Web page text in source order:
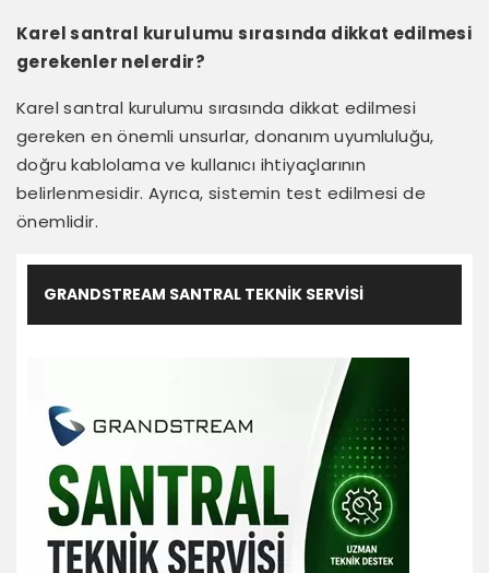
Karel santral kurulumu sırasında dikkat edilmesi
gerekenler nelerdir?
Karel santral kurulumu sırasında dikkat edilmesi
gereken en önemli unsurlar, donanım uyumluluğu,
doğru kablolama ve kullanıcı ihtiyaçlarının
belirlenmesidir. Ayrıca, sistemin test edilmesi de
önemlidir.
GRANDSTREAM SANTRAL TEKNIK SERVISI